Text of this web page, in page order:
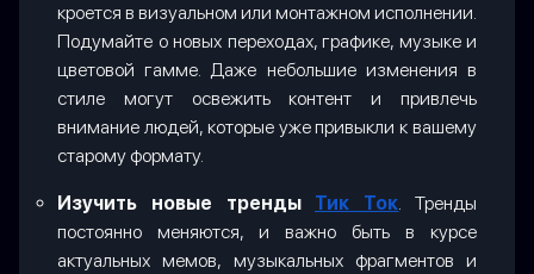
кроется в визуальном или монтажном исполнении.
Подумайте о новых переходах, графике, музыке и
цветовой гамме. Даже небольшие изменения в
стиле могут освежить контент и привлечь
внимание людей, которые уже привыкли к вашему
старому формату.
Изучить новые тренды Тик Ток. Тренды
постоянно меняются, и важно быть в курсе
актуальных мемов, музыкальных фрагментов и